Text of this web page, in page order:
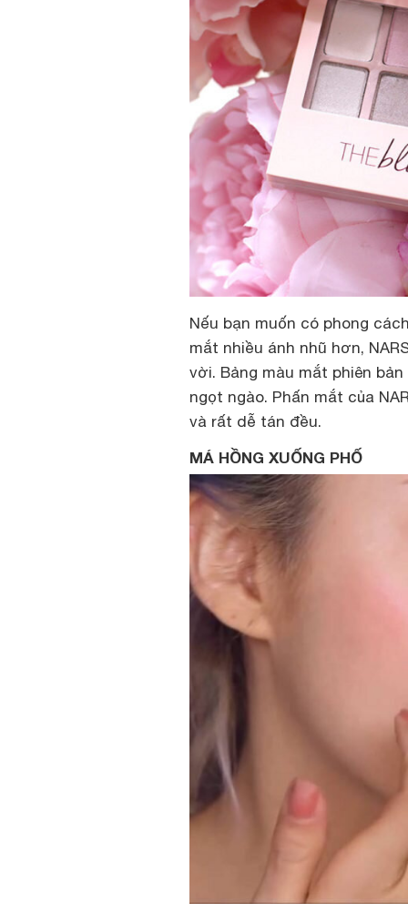
Nếu bạn muốn có phong
mắt nhiều ánh nhũ hơn,
vời. Bảng màu mắt phiên
ngọt ngào. Phấn mắt của
và rất dễ tán đều.
MÁ HỒNG XUỐNG PHỐ